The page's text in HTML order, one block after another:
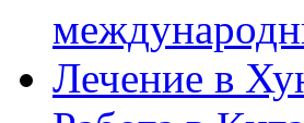
Лечение в